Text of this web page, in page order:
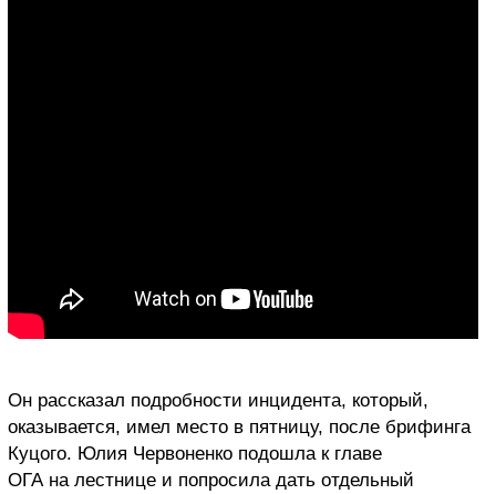
Он рассказал подробности инцидента, который,
оказывается, имел место в пятницу, после брифинга
Куцого. Юлия Червоненко подошла к главе
ОГА на лестнице и попросила дать отдельный